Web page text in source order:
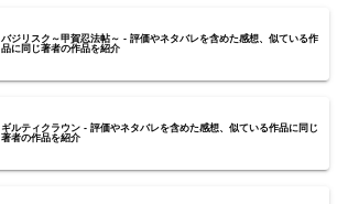
バジリスク～甲賀忍法帖～ - 評価やネタバレを含めた感想、似ている作
品に同じ著者の作品を紹介
ギルティクラウン - 評価やネタバレを含めた感想、似ている作品に同じ
著者の作品を紹介